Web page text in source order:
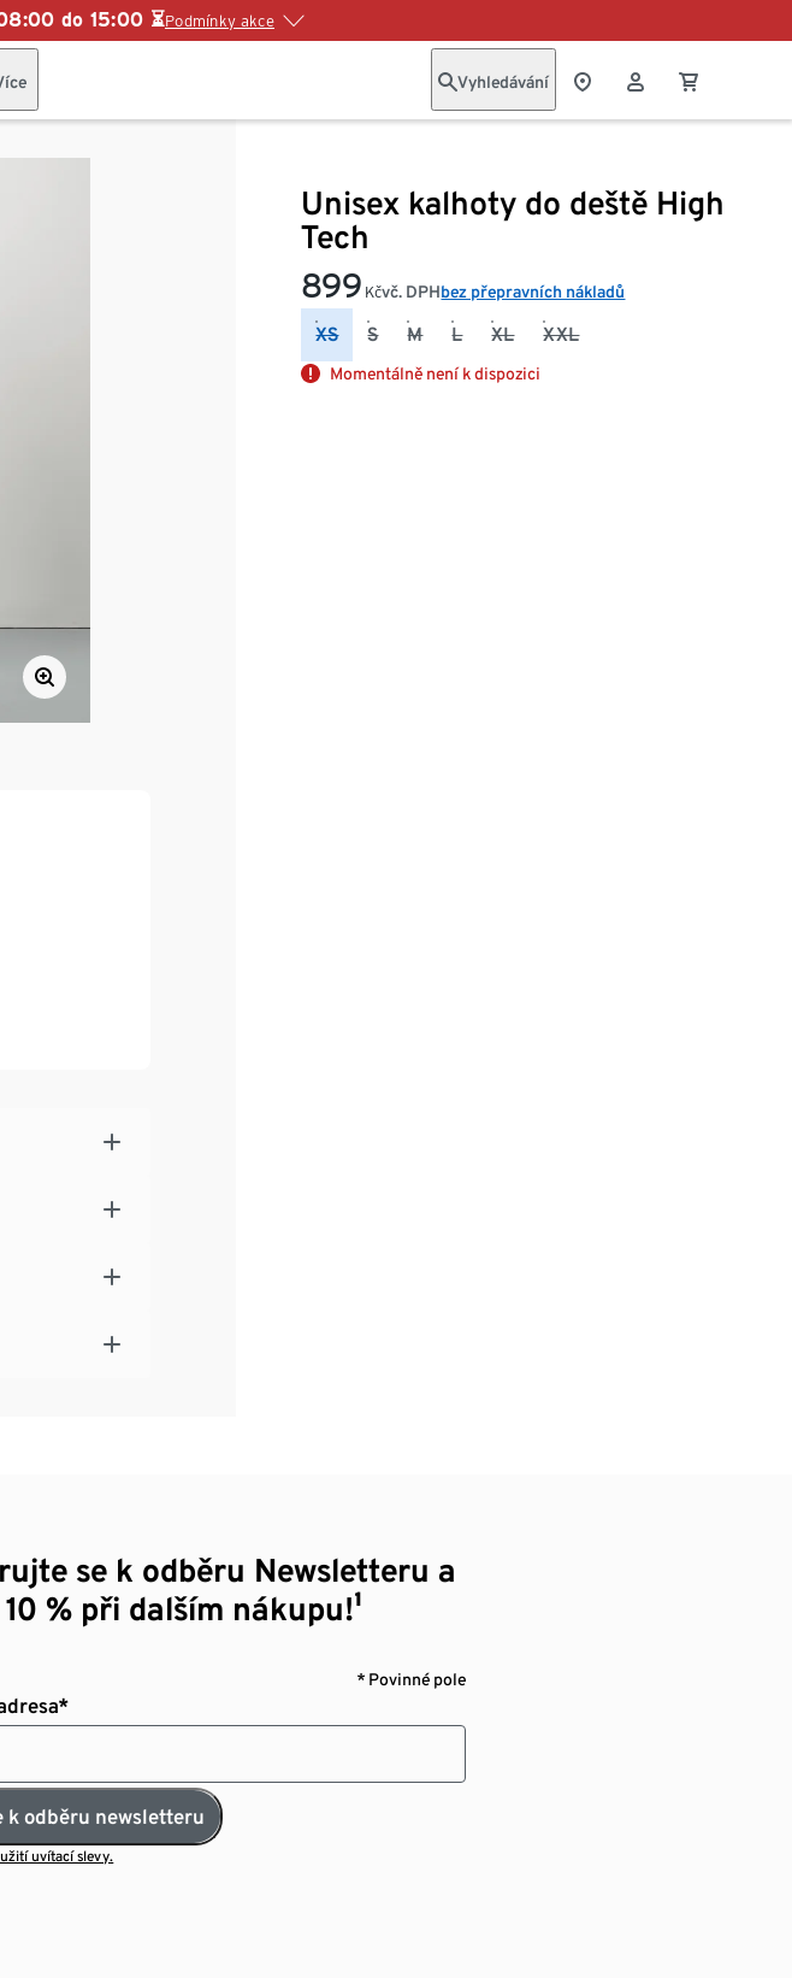
do 15:00 ⏳Podmínky akce
Vyhledávání
Unisex kalhoty do deště High
Tech
899 Kčvč. DPHbez přepravních nákladů
XS S M L XL XXL
Momentálně není k dispozici
se k odběru Newsletteru a
% při dalším nákupu!¹
* Povinné pole
k odběru newsletteru
uvítací slevy.